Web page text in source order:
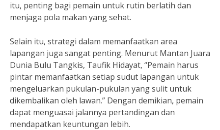
itu, penting bagi pemain untuk rutin berlatih dan
menjaga pola makan yang sehat.
Selain itu, strategi dalam memanfaatkan area
lapangan juga sangat penting. Menurut Mantan Juara
Dunia Bulu Tangkis, Taufik Hidayat, “Pemain harus
pintar memanfaatkan setiap sudut lapangan untuk
mengeluarkan pukulan-pukulan yang sulit untuk
dikembalikan oleh lawan.” Dengan demikian, pemain
dapat menguasai jalannya pertandingan dan
mendapatkan keuntungan lebih.